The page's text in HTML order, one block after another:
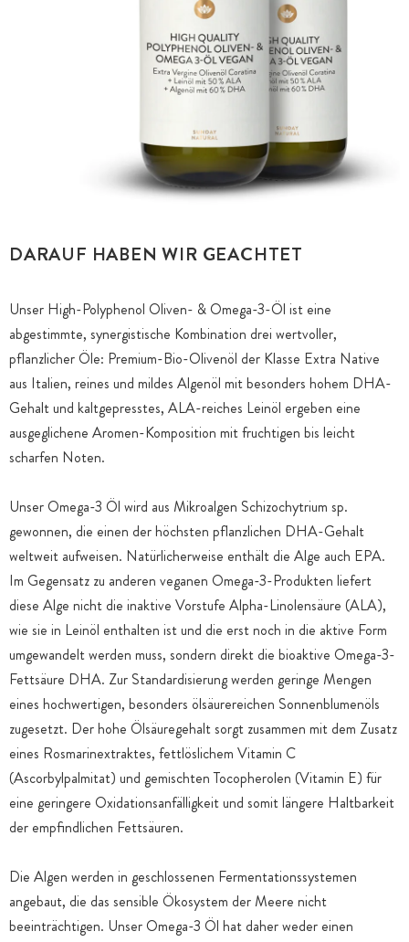
DARAUF HABEN WIR GEACHTET
Unser High-Polyphenol Oliven- & Omega-3-Öl ist eine
abgestimmte, synergistische Kombination drei wertvoller,
pflanzlicher Öle: Premium-Bio-Olivenöl der Klasse Extra Native
aus Italien, reines und mildes Algenöl mit besonders hohem DHA-
Gehalt und kaltgepresstes, ALA-reiches Leinöl ergeben eine
ausgeglichene Aromen-Komposition mit fruchtigen bis leicht
scharfen Noten.
Unser Omega-3 Öl wird aus Mikroalgen Schizochytrium sp.
gewonnen, die einen der höchsten pflanzlichen DHA-Gehalt
weltweit aufweisen. Natürlicherweise enthält die Alge auch EPA.
Im Gegensatz zu anderen veganen Omega-3-Produkten liefert
diese Alge nicht die inaktive Vorstufe Alpha-Linolensäure (ALA),
wie sie in Leinöl enthalten ist und die erst noch in die aktive Form
umgewandelt werden muss, sondern direkt die bioaktive Omega-3-
Fettsäure DHA. Zur Standardisierung werden geringe Mengen
eines hochwertigen, besonders ölsäurereichen Sonnenblumenöls
zugesetzt. Der hohe Ölsäuregehalt sorgt zusammen mit dem Zusatz
eines Rosmarinextraktes, fettlöslichem Vitamin C
(Ascorbylpalmitat) und gemischten Tocopherolen (Vitamin E) für
eine geringere Oxidationsanfälligkeit und somit längere Haltbarkeit
der empfindlichen Fettsäuren.
Die Algen werden in geschlossenen Fermentationssystemen
angebaut, die das sensible Ökosystem der Meere nicht
beeinträchtigen. Unser Omega-3 Öl hat daher weder einen